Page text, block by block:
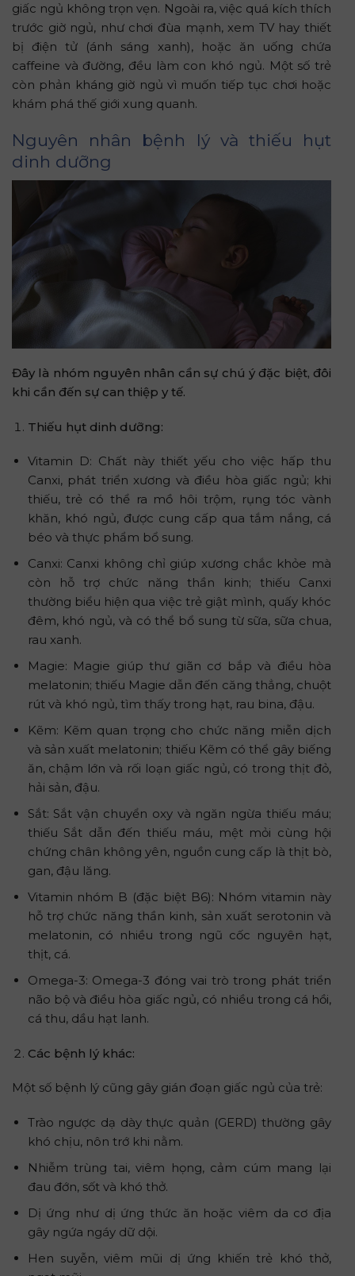
giấc ngủ không trọn vẹn. Ngoài ra, việc quá kích thích
trước giờ ngủ, như chơi đùa mạnh, xem TV hay thiết
bị điện tử (ánh sáng xanh), hoặc ăn uống chứa
caffeine và đường, đều làm con khó ngủ. Một số trẻ
còn phản kháng giờ ngủ vì muốn tiếp tục chơi hoặc
khám phá thế giới xung quanh.
Nguyên nhân bệnh lý và thiếu hụt
dinh dưỡng
Đây là nhóm nguyên nhân cần sự chú ý đặc biệt, đôi
khi cần đến sự can thiệp y tế.
Thiếu hụt dinh dưỡng:
Vitamin D: Chất này thiết yếu cho việc hấp thu
Canxi, phát triển xương và điều hòa giấc ngủ; khi
thiếu, trẻ có thể ra mồ hôi trộm, rụng tóc vành
khăn, khó ngủ, được cung cấp qua tắm nắng, cá
béo và thực phẩm bổ sung.
Canxi: Canxi không chỉ giúp xương chắc khỏe mà
còn hỗ trợ chức năng thần kinh; thiếu Canxi
thường biểu hiện qua việc trẻ giật mình, quấy khóc
đêm, khó ngủ, và có thể bổ sung từ sữa, sữa chua,
rau xanh.
Magie: Magie giúp thư giãn cơ bắp và điều hòa
melatonin; thiếu Magie dẫn đến căng thẳng, chuột
rút và khó ngủ, tìm thấy trong hạt, rau bina, đậu.
Kẽm: Kẽm quan trọng cho chức năng miễn dịch
và sản xuất melatonin; thiếu Kẽm có thể gây biếng
ăn, chậm lớn và rối loạn giấc ngủ, có trong thịt đỏ,
hải sản, đậu.
Sắt: Sắt vận chuyển oxy và ngăn ngừa thiếu máu;
thiếu Sắt dẫn đến thiếu máu, mệt mỏi cùng hội
chứng chân không yên, nguồn cung cấp là thịt bò,
gan, đậu lăng.
Vitamin nhóm B (đặc biệt B6): Nhóm vitamin này
hỗ trợ chức năng thần kinh, sản xuất serotonin và
melatonin, có nhiều trong ngũ cốc nguyên hạt,
thịt, cá.
Omega-3: Omega-3 đóng vai trò trong phát triển
não bộ và điều hòa giấc ngủ, có nhiều trong cá hồi,
cá thu, dầu hạt lanh.
Các bệnh lý khác:
Một số bệnh lý cũng gây gián đoạn giấc ngủ của trẻ:
Trào ngược dạ dày thực quản (GERD) thường gây
khó chịu, nôn trớ khi nằm.
Nhiễm trùng tai, viêm họng, cảm cúm mang lại
đau đớn, sốt và khó thở.
Dị ứng như dị ứng thức ăn hoặc viêm da cơ địa
gây ngứa ngáy dữ dội.
Hen suyễn, viêm mũi dị ứng khiến trẻ khó thở,